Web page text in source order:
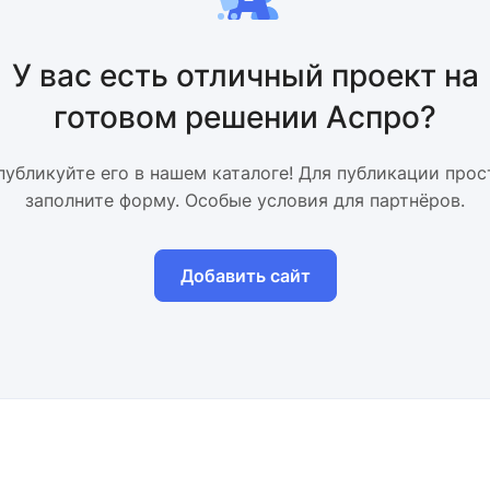
У вас есть отличный проект на
готовом решении Аспро?
его в нашем каталоге! Для публикации
заполните форму. Особые условия для партнёров.
Добавить сайт